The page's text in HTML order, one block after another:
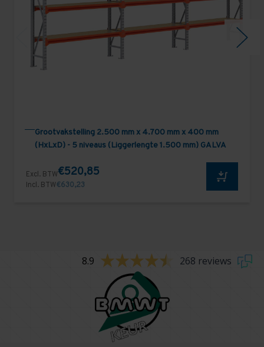
Grootvakstelling 2.500 mm x 4.700 mm x 400 mm
(HxLxD) - 5 niveaus (Liggerlengte 1.500 mm) GALVA
Excl. BTW€520,85
Incl. BTW€630,23
8.9 268 reviews